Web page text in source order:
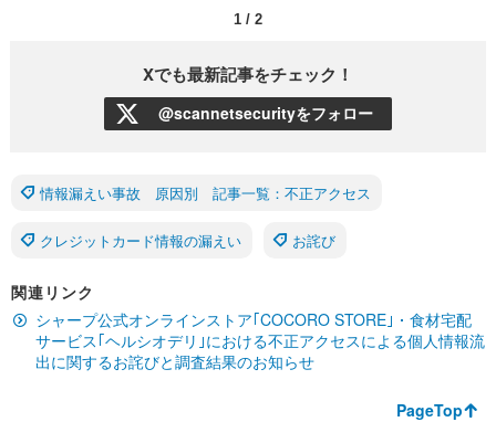
1 / 2
Xでも最新記事をチェック！
@scannetsecurityをフォロー
情報漏えい事故 原因別 記事一覧：不正アクセス
クレジットカード情報の漏えい お詫び
関連リンク
シャープ公式オンラインストア｢COCORO STORE｣・食材宅配
サービス｢ヘルシオデリ｣における不正アクセスによる個人情報流
出に関するお詫びと調査結果のお知らせ
PageTop